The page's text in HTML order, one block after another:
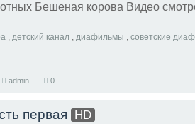
Бешеная корова Видео
, детский канал , диафильмы , советские
admin 0
первая HD